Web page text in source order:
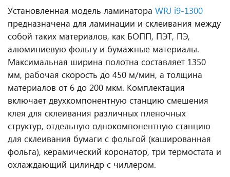
Установленная модель ламинатора WRJ i9-1300
предназначена для ламинации и склеивания между
собой таких материалов, как БОПП, ПЭТ, ПЭ,
алюминиевую фольгу и бумажные материалы.
Максимальная ширина полотна составляет 1350
мм, рабочая скорость до 450 м/мин, а толщина
материалов от 6 до 200 мкм. Комплектация
включает двухкомпонентную станцию смешения
клея для склеивания различных пленочных
структур, отдельную однокомпонентную станцию
для склеивания бумаги с фольгой (кашированная
фольга), керамический коронатор, три термостата и
охлаждающий цилиндр с чиллером.